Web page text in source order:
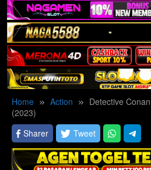
Home Action
Detective
(2023)
Sharer
Tweet